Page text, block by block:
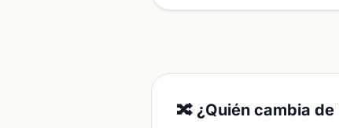
🔀 ¿Quién cambia